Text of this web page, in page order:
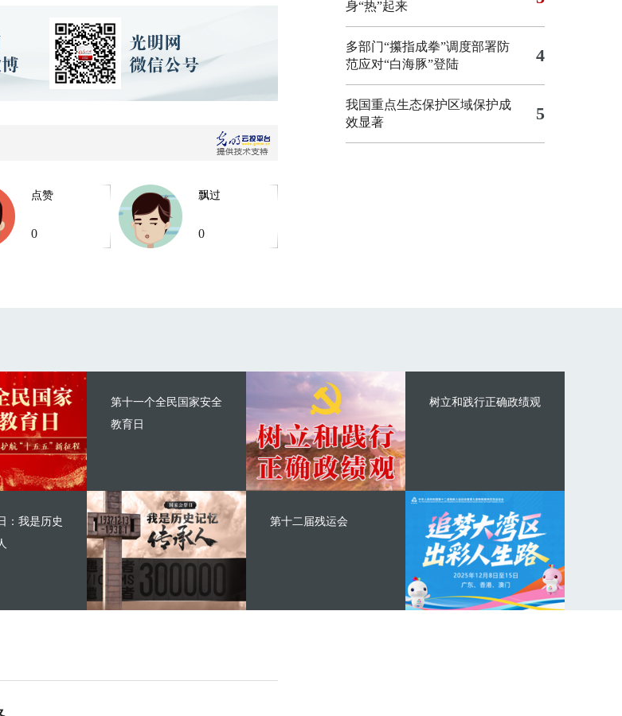
点赞
0
飘过
0
身“热”起来
多部门“攥指成拳”调度部署防
范应对“白海豚”登陆
4
我国重点生态保护区域保护成
效显著
5
第十一个全民国家安全
教育日
：我是历史
树立和践行正确政绩观
第十二届残运会